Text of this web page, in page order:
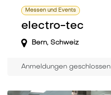
Messen und Events
electro-tec
Bern, Schweiz
Anmeldungen geschlossen